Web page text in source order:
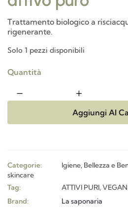
Trattamento biologico a
rigenerante.
Solo 1 pezzi disponibili
Quantità
Aggiungi Al
Categorie: Igiene, Bellezza e
skincare
Tag:
ATTIVI PURI,VEGAN
Brand:
La saponaria